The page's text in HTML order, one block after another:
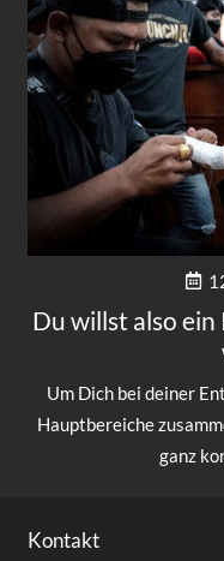
Du willst also
Um Dich bei deiner
Hauptbereiche
ganz
Kontakt